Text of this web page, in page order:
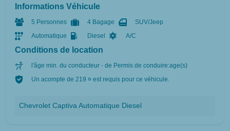
Informations Véhicule
5 Personnes 4 Bagage
SUV/Jeep
Automatique
Diesel A/C
Conditions de location
l'âge min. du conducteur - de Permis de conduire:age(s)
Un acompte de 219 ¤ est requis pour ce véhicule.
Chevrolet Captiva Automatique Diesel